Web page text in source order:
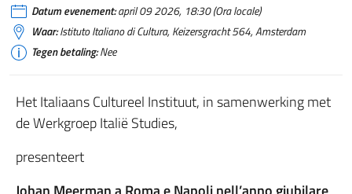
Datum evenement:april 09 2026, 18:30 (Ora locale)
Waar:Istituto Italiano di Cultura, Keizersgracht 564, Amsterdam
Tegen betaling:Nee
Het Italiaans Cultureel Instituut, in samenwerking met
de Werkgroep Italië Studies,
presenteert